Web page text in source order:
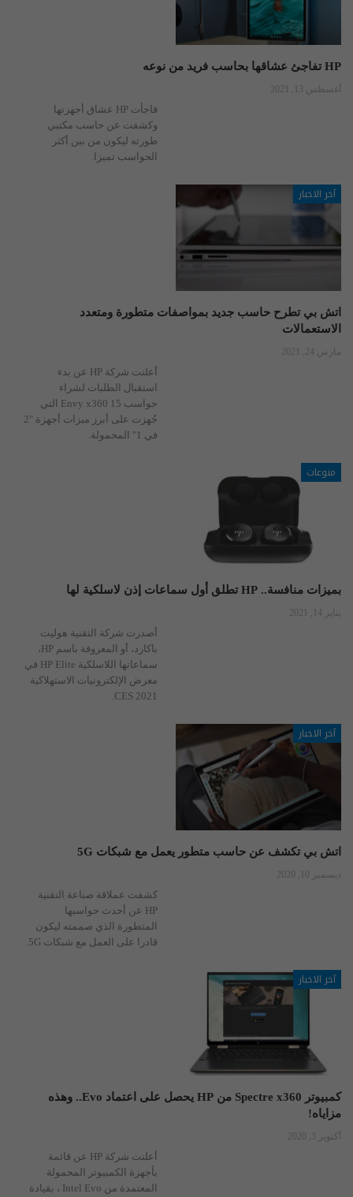
HP تفاجئ عشاقها بحاسب فريد من نوعه
أغسطس 13, 2021
فاجأت HP عشاق أجهزتها
وكشفت عن حاسب مكتبي
طورته ليكون من بين أكثر
الحواسب تميزا.
آخر الاخبار
اتش بي تطرح حاسب جديد بمواصفات متطورة ومتعدد
الاستعمالات
مارس 24, 2021
أعلنت شركة HP عن بدء
استقبال الطلبات لشراء
حواسب Envy x360 15 التي
جُهزت على أبرز ميزات أجهزة "2
في 1" المحمولة.
منوعات
بميزات منافسة.. HP تطلق أول سماعات إذن لاسلكية لها
يناير 14, 2021
أصدرت شركة التقنية هوليت
باكارد، أو المعروفة باسم HP،
سماعاتها اللاسلكية HP Elite في
معرض الإلكترونيات الاستهلاكية
CES 2021.
آخر الاخبار
اتش بي تكشف عن حاسب متطور يعمل مع شبكات 5G
ديسمبر 10, 2020
كشفت عملاقة صناعة التقنية
HP عن أحدث حواسبها
المتطورة الذي صممته ليكون
قادرا على العمل مع شبكات 5G.
آخر الاخبار
كمبيوتر Spectre x360 من HP يحصل على اعتماد Evo.. وهذه
مزاياه!
أكتوبر 3, 2020
أعلنت شركة HP عن قائمة
بأجهزة الكمبيوتر المحمولة
المعتمدة من Intel Evo ، بقيادة